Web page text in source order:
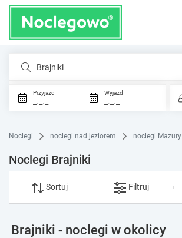
Brajniki
Przyjazd
_._._
Wyjazd
_._._
Noclegi noclegi nad jeziorem noclegi Mazury
Noclegi Brajniki
Sortuj Filtruj
Brajniki - noclegi w okolicy